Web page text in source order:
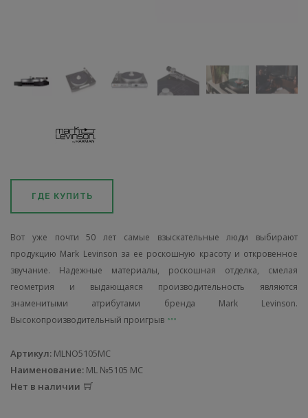
ГДЕ КУПИТЬ
Вот уже почти 50 лет самые взыскательные люди выбирают
продукцию Mark Levinson за ее роскошную красоту и откровенное
звучание. Надежные материалы, роскошная отделка, смелая
геометрия и выдающаяся производительность являются
знаменитыми атрибутами бренда Mark Levinson.
Высокопроизводительный проигрыв
Артикул: MLNO5105MC
Наименование: ML №5105 MC
Нет в наличии